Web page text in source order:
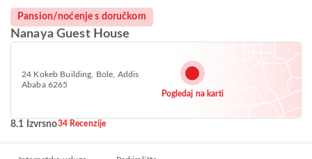
Pansion/noćenje s doručkom
Nanaya Guest House
24 Kokeb Building, Bole, Addis
Ababa 6265
Pogledaj na karti
8.1 Izvrsno34 Recenzije